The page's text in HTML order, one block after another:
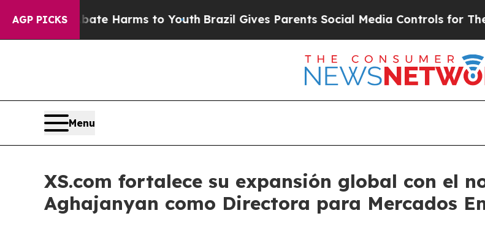
AGP PICKS
Abate Harms to YouthBrazil Gives Parents Social Media Controls for Their Kids.
Menu
XS.com fortalece su expansión global con el
Aghajanyan como Directora para Mercados